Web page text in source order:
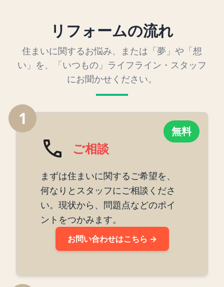
リフォームの流れ
住まいに関するお悩み、または「夢」や「想
い」を、「いつもの」ライフライン・スタッフ
にお聞かせください。
1
無料
ご相談
まずは住まいに関するご希望を、
何なりとスタッフにご相談くださ
い。現状から、問題点などのポイ
ントをつかみます。
お問い合わせはこちら →